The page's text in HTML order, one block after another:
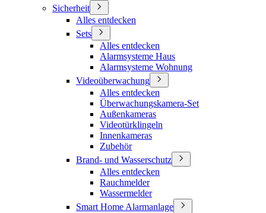
Sicherheit
Alles entdecken
Sets
Alles entdecken
Alarmsysteme Haus
Alarmsysteme Wohnung
Videoüberwachung
Alles entdecken
Überwachungskamera-Set
Außenkameras
Videotürklingeln
Innenkameras
Zubehör
Brand- und Wasserschutz
Alles entdecken
Rauchmelder
Wassermelder
Smart Home Alarmanlage